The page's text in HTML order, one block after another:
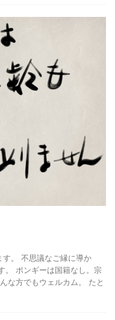
す。 不思議なご縁に導か
。 ポンギーは国籍なし。宗
な方でもウェルカム。 たと